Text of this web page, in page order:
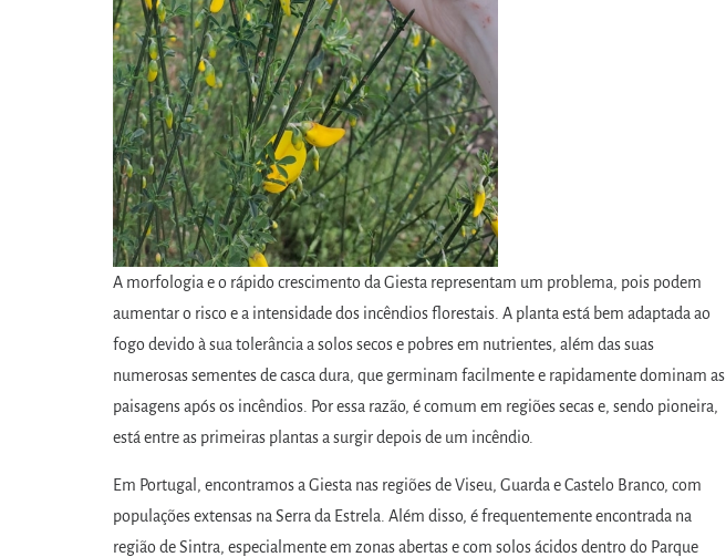
A morfologia e o rápido crescimento da Giesta representam um problema, pois podem
aumentar o risco e a intensidade dos incêndios florestais. A planta está bem adaptada ao
fogo devido à sua tolerância a solos secos e pobres em nutrientes, além das suas
numerosas sementes de casca dura, que germinam facilmente e rapidamente dominam as
paisagens após os incêndios. Por essa razão, é comum em regiões secas e, sendo pioneira,
está entre as primeiras plantas a surgir depois de um incêndio.
Em Portugal, encontramos a Giesta nas regiões de Viseu, Guarda e Castelo Branco, com
populações extensas na Serra da Estrela. Além disso, é frequentemente encontrada na
região de Sintra, especialmente em zonas abertas e com solos ácidos dentro do Parque